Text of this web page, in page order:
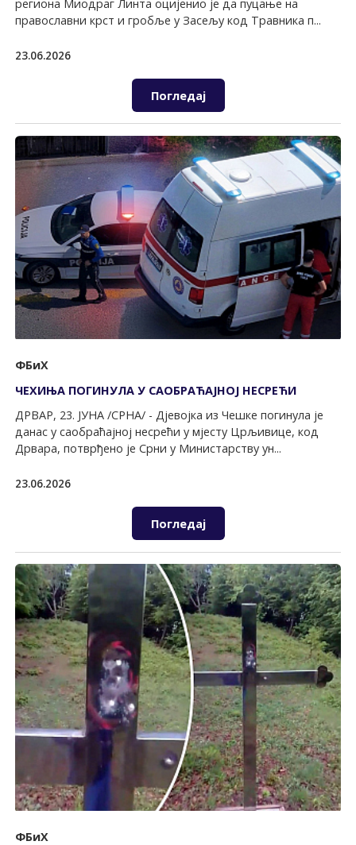
региона Миодраг Линта оцијенио је да пуцање на
православни крст и гробље у Засељу код Травника п...
23.06.2026
Погледај
ФБиХ
ЧЕХИЊА ПОГИНУЛА У САОБРАЋАЈНОЈ НЕСРЕЋИ
ДРВАР, 23. ЈУНА /СРНА/ - Дјевојка из Чешке погинула је
данас у саобраћајној несрећи у мјесту Црљивице, код
Дрвара, потврђено је Срни у Министарству ун...
23.06.2026
Погледај
ФБиХ